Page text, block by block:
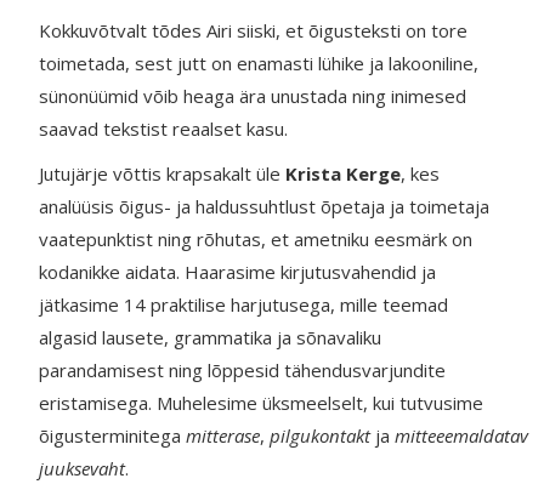
Kokkuvõtvalt tõdes Airi siiski, et õigusteksti on tore
toimetada, sest jutt on enamasti lühike ja lakooniline,
sünonüümid võib heaga ära unustada ning inimesed
saavad tekstist reaalset kasu.
Jutujärje võttis krapsakalt üle Krista Kerge, kes
analüüsis õigus- ja haldussuhtlust õpetaja ja toimetaja
vaatepunktist ning rõhutas, et ametniku eesmärk on
kodanikke aidata. Haarasime kirjutusvahendid ja
jätkasime 14 praktilise harjutusega, mille teemad
algasid lausete, grammatika ja sõnavaliku
parandamisest ning lõppesid tähendusvarjundite
eristamisega. Muhelesime üksmeelselt, kui tutvusime
õigusterminitegamitterase,pilgukontaktjamitteeemaldatav
juuksevaht.